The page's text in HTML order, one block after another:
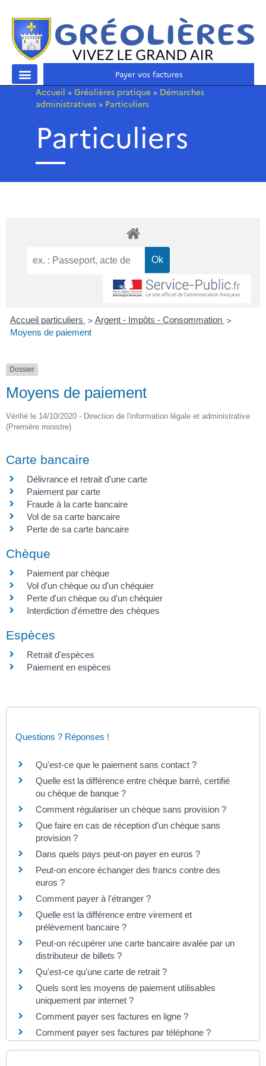
Payer vos factures
Accueil » Gréolières pratique » Démarches
administratives » Particuliers
Particuliers
Accueil particuliers > Argent - Impôts - Consommation >
Moyens de paiement
Dossier
Moyens de paiement
Vérifié le 14/10/2020 - Direction de l'information légale et administrative
(Première ministre)
Carte bancaire
Délivrance et retrait d'une carte
Paiement par carte
Fraude à la carte bancaire
Vol de sa carte bancaire
Perte de sa carte bancaire
Chèque
Paiement par chèque
Vol d'un chèque ou d'un chéquier
Perte d'un chèque ou d'un chéquier
Interdiction d'émettre des chèques
Espèces
Retrait d'espèces
Paiement en espèces
Questions ? Réponses !
Qu'est-ce que le paiement sans contact ?
Quelle est la différence entre chèque barré, certifié
ou chèque de banque ?
Comment régulariser un chèque sans provision ?
Que faire en cas de réception d'un chèque sans
provision ?
Dans quels pays peut-on payer en euros ?
Peut-on encore échanger des francs contre des
euros ?
Comment payer à l'étranger ?
Quelle est la différence entre virement et
prélèvement bancaire ?
Peut-on récupérer une carte bancaire avalée par un
distributeur de billets ?
Qu'est-ce qu'une carte de retrait ?
Quels sont les moyens de paiement utilisables
uniquement par internet ?
Comment payer ses factures en ligne ?
Comment payer ses factures par téléphone ?